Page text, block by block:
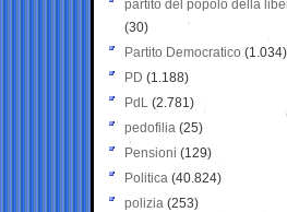
partito del popolo della
(30)
Partito Democratico (1.034)
PD (1.188)
PdL (2.781)
pedofilia (25)
Pensioni (129)
Politica (40.824)
polizia (253)